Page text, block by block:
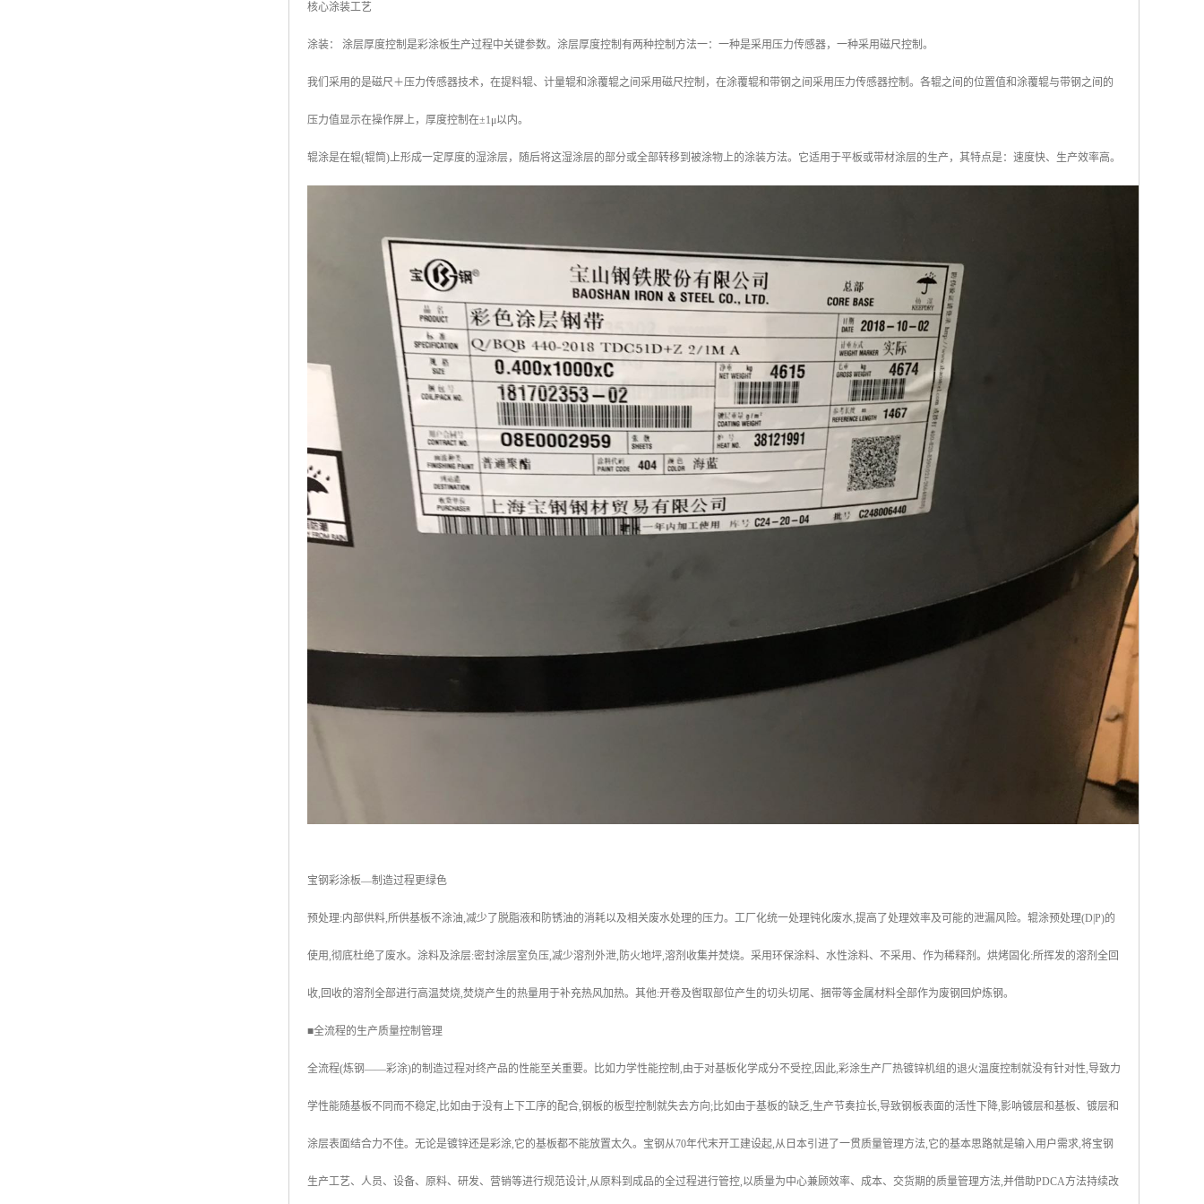
核心涂装工艺
涂装： 涂层厚度控制是彩涂板生产过程中关键参数。涂层厚度控制有两种控制方法一：一种是采用压力传感器，一种采用磁尺控制。
我们采用的是磁尺＋压力传感器技术，在提料辊、计量辊和涂覆辊之间采用磁尺控制，在涂覆辊和带钢之间采用压力传感器控制。各辊之间的位置值和涂覆辊与带钢之间的
压力值显示在操作屏上，厚度控制在±1μ以内。
辊涂是在辊(辊筒)上形成一定厚度的湿涂层，随后将这湿涂层的部分或全部转移到被涂物上的涂装方法。它适用于平板或带材涂层的生产，其特点是：速度快、生产效率高。
宝钢彩涂板—制造过程更绿色
预处理:内部供料,所供基板不涂油,减少了脱脂液和防锈油的消耗以及相关废水处理的压力。工厂化统一处理钝化废水,提高了处理效率及可能的泄漏风险。辊涂预处理(D|P)的
使用,彻底杜绝了废水。涂料及涂层:密封涂层室负压,减少溶剂外泄,防火地坪,溶剂收集并焚烧。采用环保涂料、水性涂料、不采用、作为稀释剂。烘烤固化:所挥发的溶剂全回
收,回收的溶剂全部进行高温焚烧,焚烧产生的热量用于补充热风加热。其他:开卷及辔取部位产生的切头切尾、捆带等金属材料全部作为废钢回炉炼钢。
■全流程的生产质量控制管理
全流程(炼钢——彩涂)的制造过程对终产品的性能至关重要。比如力学性能控制,由于对基板化学成分不受控,因此,彩涂生产厂热镀锌机组的退火温度控制就没有针对性,导致力
学性能随基板不同而不稳定,比如由于没有上下工序的配合,钢板的板型控制就失去方向;比如由于基板的缺乏,生产节奏拉长,导致钢板表面的活性下降,影呐镀层和基板、镀层和
涂层表面结合力不佳。无论是镀锌还是彩涂,它的基板都不能放置太久。宝钢从70年代末开工建设起,从日本引进了一贯质量管理方法,它的基本思路就是输入用户需求,将宝钢
生产工艺、人员、设备、原料、研发、营销等进行规范设计,从原料到成品的全过程进行管控,以质量为中心兼顾效率、成本、交货期的质量管理方法,并借助PDCA方法持续改